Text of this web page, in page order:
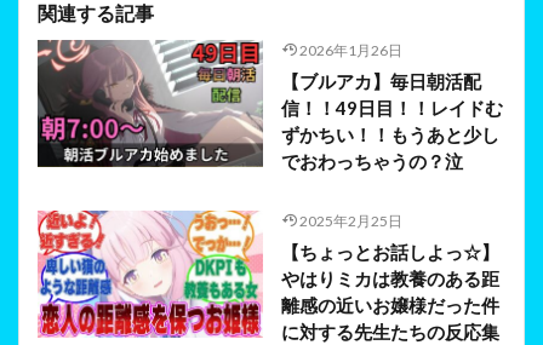
関連する記事
2026年1月26日
【ブルアカ】毎日朝活配
信！！49日目！！レイドむ
ずかちい！！もうあと少し
でおわっちゃうの？泣
2025年2月25日
【ちょっとお話しよっ☆】
やはりミカは教養のある距
離感の近いお嬢様だった件
に対する先生たちの反応集